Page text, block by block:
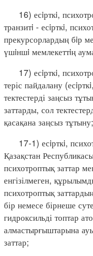
16) есiрткi,
транзитi - есiрткi,
прекурсорлардың бiр
үшiншi мемлекеттiң
17) есiрткi,
теріс пайдалану
тектестерді заңсыз
заттарды, сол
қасақана заңсыз тұтыну;
17-1) есiрткi,
Қазақстан
психотроптық заттар
енгізілмеген,
психотроптық
бір немесе бірнеше
гидроксильді топтар
алмастырғыштарына
заттар;